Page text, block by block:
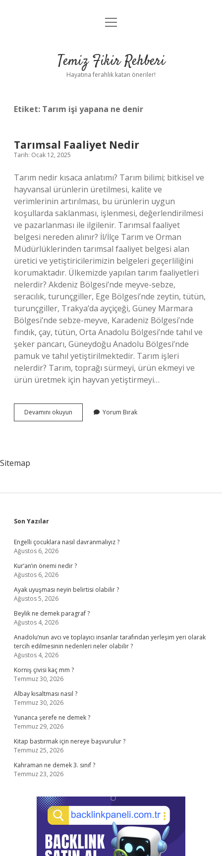
Anasayfa
Yasal Uyarı
menüyü
Temiz Fikir Rehberi
Hayatına ferahlık katan öneriler!
Etiket: Tarım işi yapana ne denir
Tarımsal Faaliyet Nedir
Tarih: Ocak 12, 2025
Tarım nedir kısaca anlatımı? Tarım bilimi; bitkisel ve
hayvansal ürünlerin üretilmesi, kalite ve
verimlerinin artırılması, bu ürünlerin uygun
koşullarda saklanması, işlenmesi, değerlendirilmesi
ve pazarlanması ile ilgilenir. Tarımsal faaliyet
belgesi nereden alınır? İl/İlçe Tarım ve Orman
Müdürlüklerinden tarımsal faaliyet belgesi alan
üretici ve yetiştiricilerimizin belgeleri geçerliliğini
korumaktadır. Ülkemizde yapılan tarım faaliyetleri
nelerdir? Akdeniz Bölgesi’nde meyve-sebze,
seracılık, turunçgiller, Ege Bölgesi’nde zeytin, tütün,
turunçgiller, Trakya’da ayçiçeği, Güney Marmara
Bölgesi’nde sebze-meyve, Karadeniz Bölgesi’nde
fındık, çay, tütün, Orta Anadolu Bölgesi’nde tahıl ve
şeker pancarı, Güneydoğu Anadolu Bölgesi’nde
pamuk ve tahıl yetiştirilmektedir. Tarım işleri
nelerdir? Tarım, toprağı sürmeyi, ürün ekmeyi ve
ürün üretmek için hayvan yetiştirmeyi…
Devamını okuyun Tarımsal
Faaliyet
Yorum Bırak
Sitemap
Sidebar
Son Yazılar
Engelli çocuklara nasıl davranmalıyız ?
Ağustos 6, 2026
Kur’an’ın önemi nedir ?
Ağustos 6, 2026
Ayak uyuşması neyin belirtisi olabilir ?
Ağustos 5, 2026
Beylik ne demek paragraf ?
Ağustos 4, 2026
Anadolu’nun avcı ve toplayıcı insanlar tarafından yerleşim yeri olarak
tercih edilmesinin nedenleri neler olabilir ?
Ağustos 4, 2026
Korniş çivisi kaç mm ?
Temmuz 30, 2026
Albay kısaltması nasıl ?
Temmuz 30, 2026
Yunanca şerefe ne demek ?
Temmuz 29, 2026
Kitap bastırmak için nereye başvurulur ?
Temmuz 25, 2026
Kahraman ne demek 3. sınıf ?
Temmuz 23, 2026